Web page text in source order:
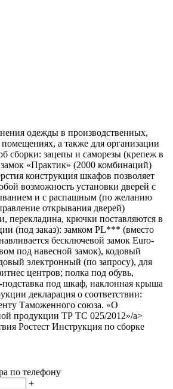
одежды в производственных,
а также для организации
сборки: зацепы и саморезы (крепеж в
«Практик» (2000 комбинаций)
конструкция шкафов позволяет
возможность установки дверей с
и с распашным (по желанию
открывания дверей)
перекладина, крючки поставляются в
(под заказ): замком PL*** (вместо
бесключевой замок Euro-
под навесной замок), кодовый
электронный (по запросу), для
центров; полка под обувь,
подставка под шкаф, наклонная крыша
декларация о соответствии:
Таможенного союза. «О
продукции ТР ТС 025/2012»/a>
Ростест Инструкция по сборке
по телефону
+